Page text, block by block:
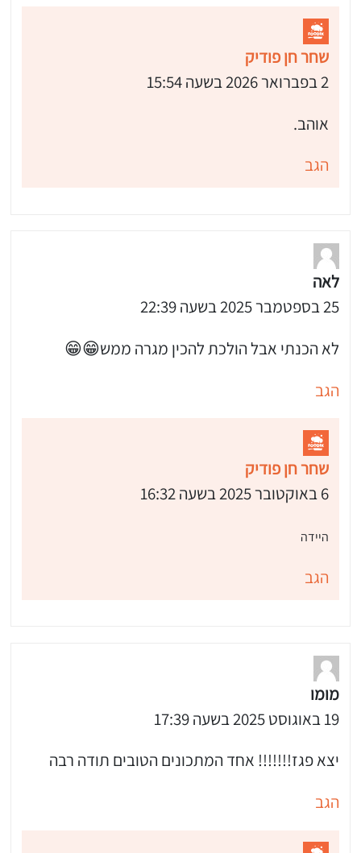
שחר חן פודיק
2 בפברואר 2026 בשעה 15:54
אוהב.
הגב
לאה
25 בספטמבר 2025 בשעה 22:39
לא הכנתי אבל הולכת להכין מגרה ממש😁😁
הגב
שחר חן פודיק
6 באוקטובר 2025 בשעה 16:32
היידה
הגב
מומו
19 באוגוסט 2025 בשעה 17:39
יצא פגז!!!!!!! אחד המתכונים הטובים תודה רבה
הגב